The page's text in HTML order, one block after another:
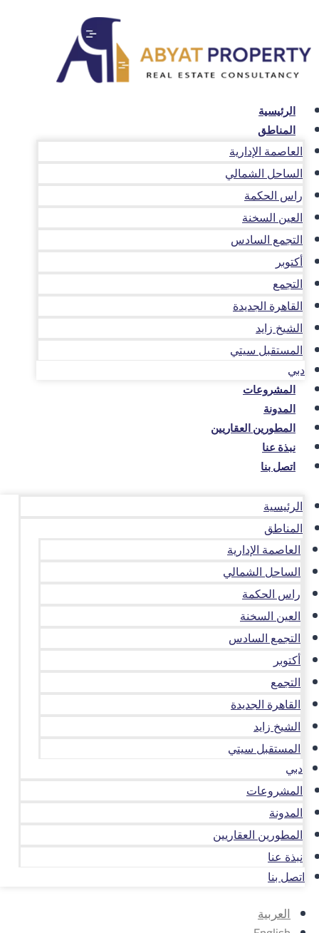
المحتوى
الرئيسية
المناطق
العاصمة الإدارية
الساحل الشمالي
راس الحكمة
العين السخنة
التجمع السادس
أكتوبر
التجمع
القاهرة الجديدة
الشيخ زايد
المستقبل سيتي
دبي
المشروعات
المدونة
المطورين العقاريين
نبذة عنا
اتصل بنا
الرئيسية
المناطق
العاصمة الإدارية
الساحل الشمالي
راس الحكمة
العين السخنة
التجمع السادس
أكتوبر
التجمع
القاهرة الجديدة
الشيخ زايد
المستقبل سيتي
دبي
المشروعات
المدونة
المطورين العقاريين
نبذة عنا
اتصل بنا
العربية